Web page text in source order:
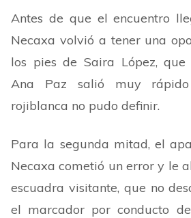
Antes de que el encuentro
Necaxa volvió a tener una
los pies de Saira López, que
Ana Paz salió muy
rojiblanca no pudo definir.
Para la segunda mitad, el
Necaxa cometió un error y le
escuadra visitante, que no
el marcador por conducto